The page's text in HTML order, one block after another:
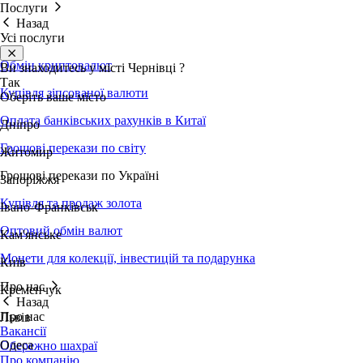
Послуги
Назад
Усі послуги
Обмін криптовалют
Купівля зіпсованої валюти
Оплата банківських рахунків в Китаї
Грошові перекази по світу
Грошові перекази по Україні
Купівля та продаж золота
Оптовий обмін валют
Монети для колекції, інвестицій та подарунка
Про нас
Назад
Про нас
Вакансії
Обережно шахраї
Про компанію
Ви знаходитесь у місті Чернівці ?
Так
Оберіть ваше місто
Дніпро
Житомир
Запоріжжя
Івано-Франківськ
Кам'янське
Київ
Кременчук
Львів
Одеса